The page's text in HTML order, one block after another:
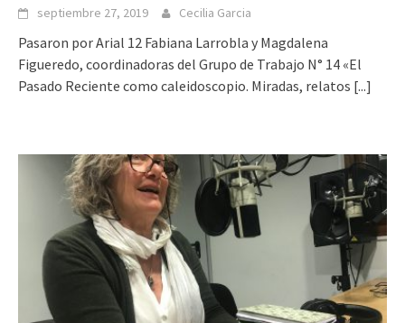
septiembre 27, 2019 Cecilia Garcia
Pasaron por Arial 12 Fabiana Larrobla y Magdalena
Figueredo, coordinadoras del Grupo de Trabajo N° 14 «El
Pasado Reciente como caleidoscopio. Miradas, relatos [...]